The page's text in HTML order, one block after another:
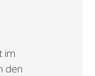
im
den